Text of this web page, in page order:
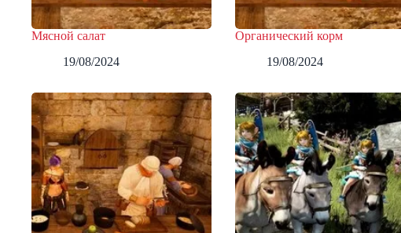
Мясной салат
19/08/2024
Органический корм
19/08/2024